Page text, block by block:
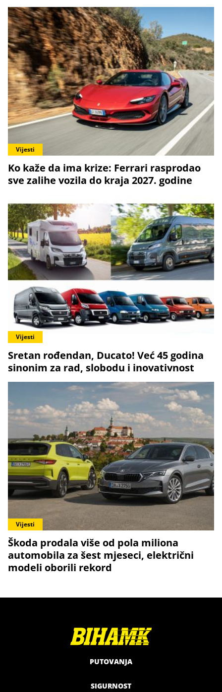
Vijesti
Ko kaže da ima krize: Ferrari rasprodao
sve zalihe vozila do kraja 2027. godine
Vijesti
Sretan rođendan, Ducato! Već 45 godina
sinonim za rad, slobodu i inovativnost
Vijesti
Škoda prodala više od pola miliona
automobila za šest mjeseci, električni
modeli oborili rekord
PUTOVANJA
SIGURNOST